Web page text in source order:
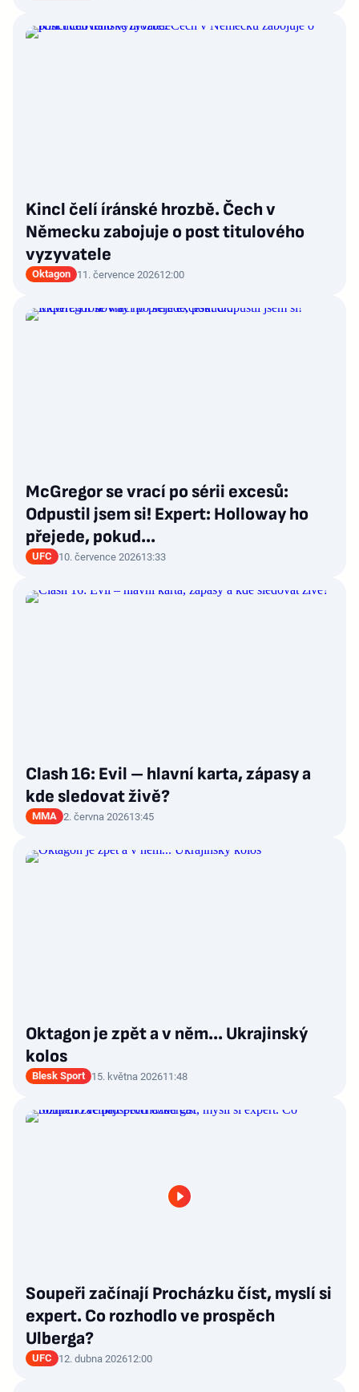
Kincl čelí íránské hrozbě. Čech v
Německu zabojuje o post titulového
vyzyvatele
Oktagon 11. července 202612:00
McGregor se vrací po sérii excesů:
Odpustil jsem si! Expert: Holloway ho
přejede, pokud...
UFC 10. července 202613:33
Clash 16: Evil – hlavní karta, zápasy a
kde sledovat živě?
MMA 2. června 202613:45
Oktagon je zpět a v něm... Ukrajinský
kolos
Blesk Sport 15. května 202611:48
Soupeři začínají Procházku číst, myslí si
expert. Co rozhodlo ve prospěch
Ulberga?
UFC 12. dubna 202612:00